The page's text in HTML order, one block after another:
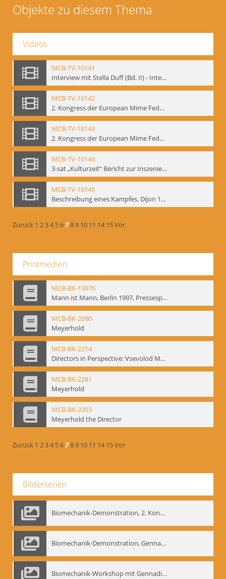
Objekte zu diesem Thema
Videos
MCB-TV-10141
Interview mit Stella Duff (Bd. II) - Interne Signatur: BM-vid-58
MCB-TV-10142
2. Kongress der European Mime Federation: „Rekonstruktion/Innovation“, Berlin Mai 1993 - Interne Signatur: BM-vid-59
MCB-TV-10143
2. Kongress der European Mime Federation: „Rekonstruktion/Innovation“, Berlin Mai 1993. Dokumentation der Konferenzaktivitäten - Interne Signatur: BM-vid-70
MCB-TV-10144
3-sat „Kulturzeit“ Bericht zur Inszenierung „Mann ist Mann“ von Thomas Ostermeier und Gennadij Bogdanow - Interne Signatur: BM-vid-80
MCB-TV-10145
Beschreibung eines Kampfes, Dijon 1998. nach Kafka - Interne Signatur: BM-vid-81
Zurück 1 234 56789 10 11 14 15Vor
Printmedien
MCB-BK-10076
Mann ist Mann, Berlin 1997, Pressespiegel - interne Signatur: BM-prt-262-24
MCB-BK-2090
Meyerhold
MCB-BK-2214
Directors in Perspective: Vsevolod Meyerhold - interne Signatur BM-prt-6
MCB-BK-2281
Meyerhold
MCB-BK-2303
Meyerhold the Director
Zurück 1 234 56789 10 11 14 15Vor
Bilderserien
Biomechanik-Demonstration, 2. Kongress der EMF, Mai 1995
Biomechanik-Demonstration, Gennadij Bogdanow im Berliner Ensemble, 04.10.1991
Biomechanik-Workshop mit Gennadij Nikolajewitsch Bogdanow im Mime Centrum Berlin, 1991